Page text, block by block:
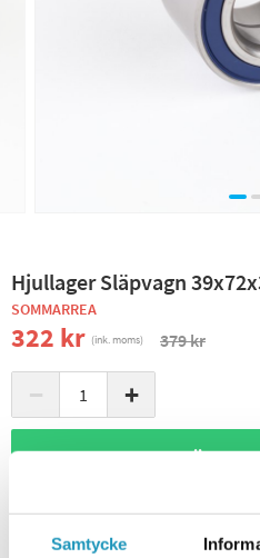
Samtycke
Hjullager Släpvagn
SOMMARREA
322 kr (ink. moms) 379 kr
− +
+ LÄGG I
ONLINELAGER
BUTIKSLAGER
I LAGER